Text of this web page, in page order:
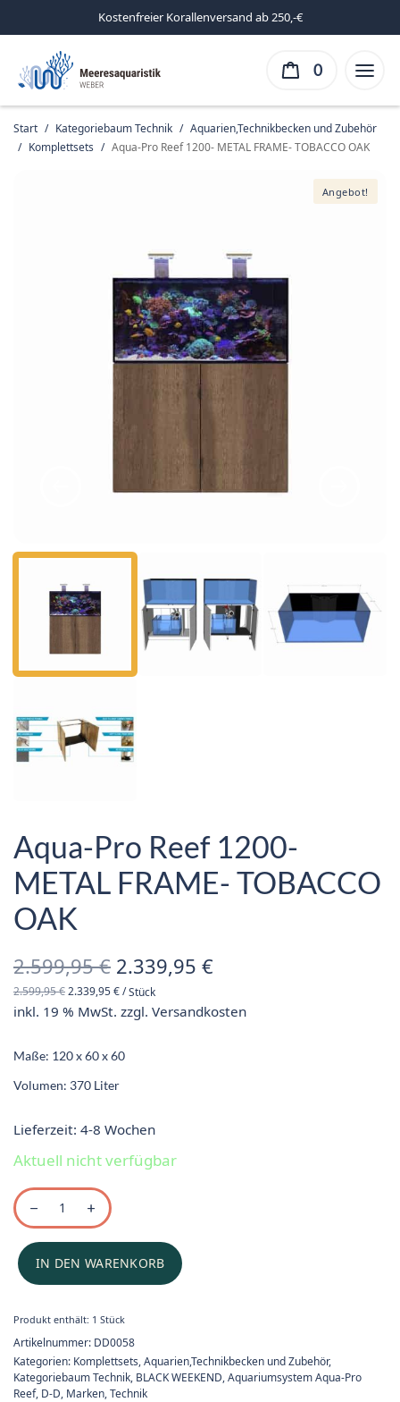
Kostenfreier Korallenversand ab 250,-€
0
Start / Kategoriebaum Technik / Aquarien,Technikbecken und Zubehör
/ Komplettsets / Aqua-Pro Reef 1200- METAL FRAME- TOBACCO OAK
Angebot!
Aqua-Pro Reef 1200-
METAL FRAME- TOBACCO
OAK
2.599,95€ Ursprünglicher
Preis war:
2.339,95€
2.599,95€2.339,95€/Stück
inkl. 19 % MwSt. zzgl.Versandkosten
Maße: 120 x 60 x 60
Volumen: 370 Liter
Lieferzeit:4-8 Wochen
Aktuell nicht verfügbar
IN DEN WARENKORB
Produkt enthält: 1Stück
Artikelnummer: DD0058
Kategorien: Komplettsets,Aquarien,Technikbecken und Zubehör,
Kategoriebaum Technik, BLACK WEEKEND,Aquariumsystem Aqua-Pro
Reef, D-D, Marken,Technik